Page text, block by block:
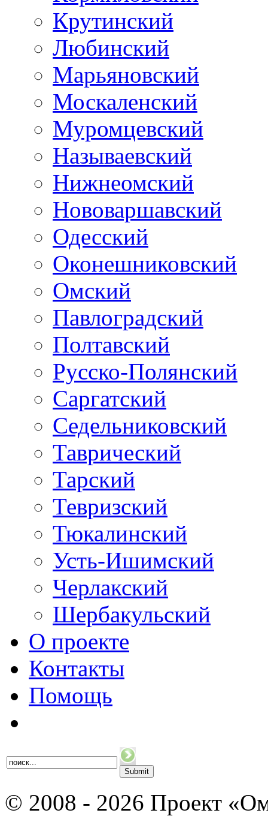
Крутинский
Любинский
Марьяновский
Москаленский
Муромцевский
Называевский
Нижнеомский
Нововаршавский
Одесский
Оконешниковский
Омский
Павлоградский
Полтавский
Русско-Полянский
Саргатский
Седельниковский
Таврический
Тарский
Тевризский
Тюкалинский
Усть-Ишимский
Черлакский
Шербакульский
О проекте
Контакты
Помощь
© 2008 - 2026 Проект